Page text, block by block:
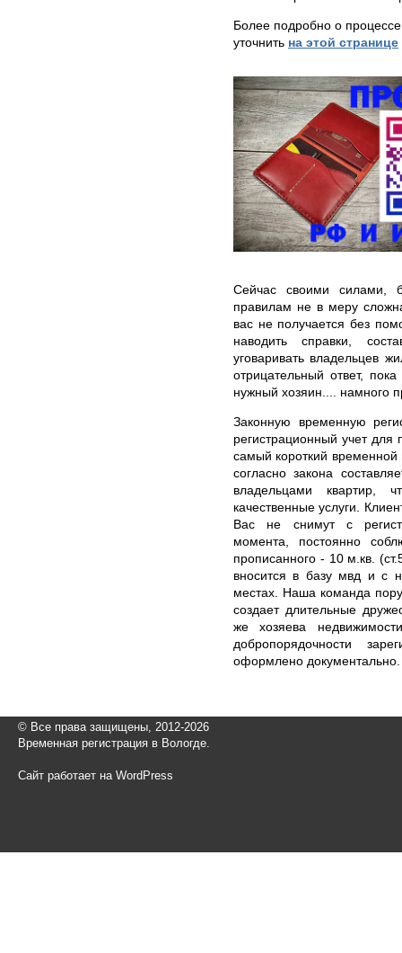
Более подробно о
уточнить на этой странице
Сейчас своими силами,
правилам не в меру
вас не получается без
наводить справки,
уговаривать владельцев
отрицательный ответ,
нужный хозяин.... намного
Законную временную
регистрационный учет
самый короткий
согласно закона
владельцами квартир,
качественные услуги.
Вас не снимут с
момента, постоянно
прописанного - 10 м.кв.
вносится в базу мвд и с
местах. Наша команда
создает длительные
же хозяева
добропорядочности
оформлено документально.
© Все права защищены, 2012-2026
Временная регистрация в Вологде.
Сайт работает на WordPress